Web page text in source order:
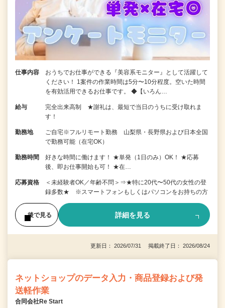
仕事内容
おうちでお仕事ができる『美容系モニター』として活躍して
ください！ 1案件の作業時間は5分〜10分程度。空いた時間
を有効活用できるお仕事です。 ◆【いろん…
給与
完全出来高制 ★謝礼は、最短で当日のうちに受け取れま
す！
勤務地
ご自宅※フルリモート勤務 山梨県・長野県および日本全国
で勤務可能（在宅OK）
勤務時間
好きな時間に働けます！ ★単発（1日のみ）OK！ ★応募
後、即お仕事開始も可！ ★在…
応募資格
＜未経験者OK／年齢不問＞⇒★特に20代〜50代の女性の登
録多数★ ※スマートフォンもしくはパソコンをお持ちの方
後で見る 詳細を見る
更新日： 2026/07/31 掲載終了日： 2026/08/24
ネットショップのデータ入力・商品登録および発
送軽作業
合同会社Re Start